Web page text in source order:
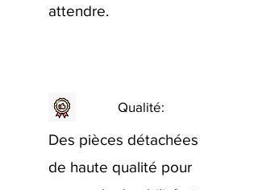
attendre.
Qualité:
Des pièces détachées
de haute qualité pour